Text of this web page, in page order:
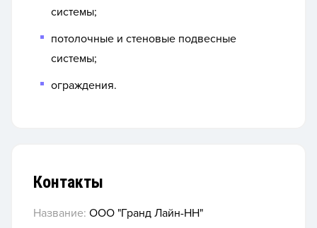
системы;
потолочные и стеновые подвесные
системы;
ограждения.
Контакты
Название: ООО "Гранд Лайн-НН"